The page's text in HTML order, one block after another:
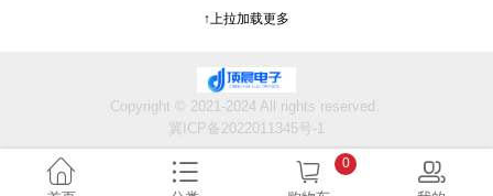
↑上拉加载更多
Copyright © 2021-2024 All rights reserved.
冀ICP备2022011345号-1
0